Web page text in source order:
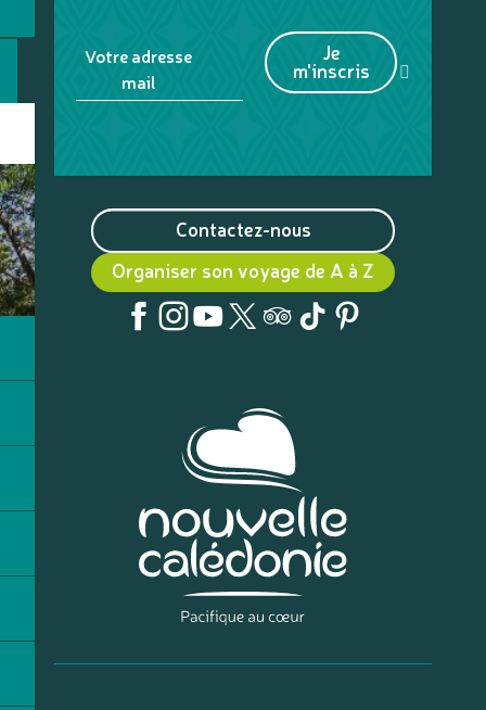
Votre adresse
mail
Je
m'inscris
Contactez-nous
Organiser son voyage de A à Z